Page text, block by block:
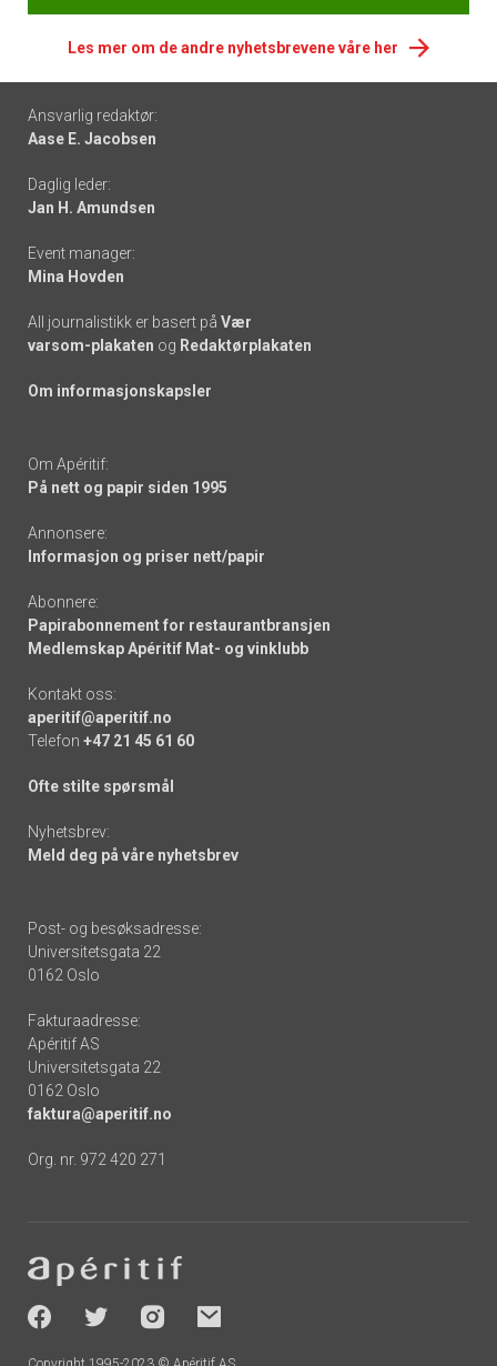
Les mer om de andre nyhetsbrevene våre her
Footer
-
links
Ansvarlig redaktør:
Aase E. Jacobsen
Daglig leder:
Jan H. Amundsen
Event manager:
Mina Hovden
All journalistikk er basert på Vær
varsom-plakaten og Redaktørplakaten
Om informasjonskapsler
Om Apéritif:
På nett og papir siden 1995
Annonsere:
Informasjon og priser nett/papir
Abonnere:
Papirabonnement for restaurantbransjen
Medlemskap Apéritif Mat- og vinklubb
Kontakt oss:
aperitif@aperitif.no
Telefon +47 21 45 61 60
Ofte stilte spørsmål
Nyhetsbrev:
Meld deg på våre nyhetsbrev
Post- og besøksadresse:
Universitetsgata 22
0162 Oslo
Fakturaadresse:
Apéritif AS
Universitetsgata 22
0162 Oslo
faktura@aperitif.no
Org. nr. 972 420 271
-
socials